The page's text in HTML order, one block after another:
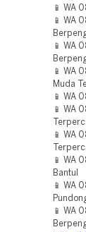
📱 WA
📱 WA
📱 WA
📱 WA
Muda
📱 WA
📱 WA
📱 WA
📱 WA
Bantul
📱 WA
📱 WA